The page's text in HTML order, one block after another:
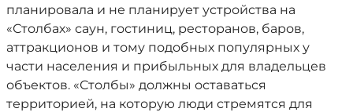
планировала и не планирует устройства на
«Столбах» саун, гостиниц, ресторанов, баров,
аттракционов и тому подобных популярных у
части населения и прибыльных для владельцев
объектов. «Столбы» должны оставаться
территорией, на которую люди стремятся для